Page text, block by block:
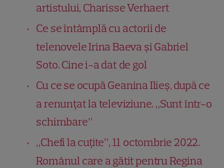
artistului, Charisse Verhaert
Ce se întâmplă cu actorii de
telenovele Irina Baeva și Gabriel
Soto. Cine i-a dat de gol
Cu ce se ocupă Geanina Ilieș, după ce
a renunțat la televiziune. „Sunt într-o
schimbare”
„Chefi la cuțite”, 11 octombrie 2022.
Românul care a gătit pentru Regina